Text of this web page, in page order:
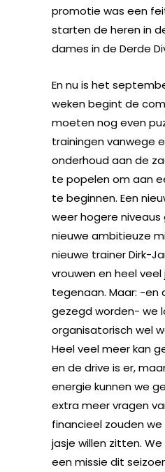
promotie was een
starten de heren in
dames in de Derde
En nu is het
weken begint de
moeten nog even
trainingen vanwege
onderhoud aan de
te popelen om aan
te beginnen. Een
weer hogere niveaus
nieuwe ambitieuze
nieuwe trainer Dirk-
vrouwen en heel
tegenaan. Maar: -
gezegd worden- we
organisatorisch wel
Heel veel meer kan
en de drive is er,
energie kunnen we
extra meer vragen
financieel zouden
jasje willen zitten.
een missie dit